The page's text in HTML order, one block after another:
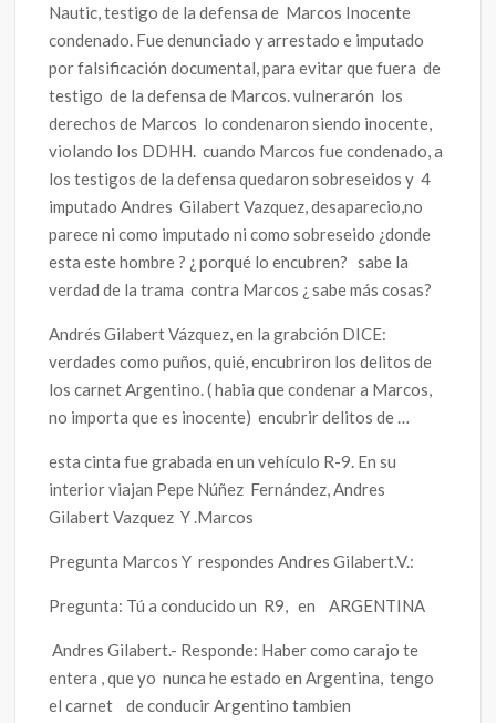
Nautic, testigo de la defensa de Marcos Inocente
condenado. Fue denunciado y arrestado e imputado
por falsificación documental, para evitar que fuera de
testigo de la defensa de Marcos. vulnerarón los
derechos de Marcos lo condenaron siendo inocente,
violando los DDHH. cuando Marcos fue condenado, a
los testigos de la defensa quedaron sobreseidos y 4
imputado Andres Gilabert Vazquez, desaparecio,no
parece ni como imputado ni como sobreseido ¿donde
esta este hombre ? ¿ porqué lo encubren? sabe la
verdad de la trama contra Marcos ¿ sabe más cosas?
Andrés Gilabert Vázquez, en la grabción DICE:
verdades como puños, quié, encubriron los delitos de
los carnet Argentino. ( habia que condenar a Marcos,
no importa que es inocente) encubrir delitos de …
esta cinta fue grabada en un vehículo R-9. En su
interior viajan Pepe Núñez Fernández, Andres
Gilabert Vazquez Y .Marcos
Pregunta Marcos Y respondes Andres Gilabert.V.:
Pregunta: Tú a conducido un R9, en ARGENTINA
Andres Gilabert.- Responde: Haber como carajo te
entera , que yo nunca he estado en Argentina, tengo
el carnet de conducir Argentino tambien